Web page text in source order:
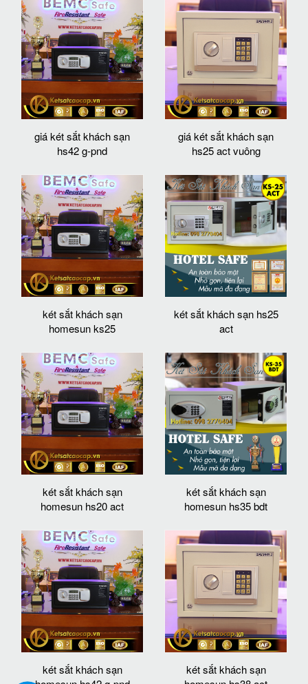
giá két sắt khách sạn
hs42 g-pnd
giá két sắt khách sạn
hs25 act vuông
két sắt khách sạn
homesun ks25
két sắt khách sạn hs25
act
két sắt khách sạn
homesun hs20 act
két sắt khách sạn
homesun hs35 bdt
két sắt khách sạn
két sắt khách sạn